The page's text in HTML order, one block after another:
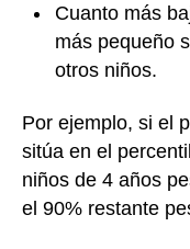
Cuanto más
más pequeño
otros niños.
Por ejemplo, si el
sitúa en el
niños de 4 años
el 90% restante